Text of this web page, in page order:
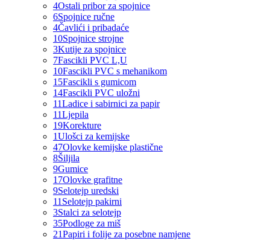
4Ostali pribor za spojnice
6Spojnice ručne
4Čavlići i pribadaće
10Spojnice strojne
3Kutije za spojnice
7Fascikli PVC L,U
10Fascikli PVC s mehanikom
15Fascikli s gumicom
14Fascikli PVC uložni
11Ladice i sabirnici za papir
11Ljepila
19Korekture
1Ulošci za kemijske
47Olovke kemijske plastične
8Šiljila
9Gumice
17Olovke grafitne
9Selotejp uredski
11 Selotejp pakirni
3Stalci za selotejp
35Podloge za miš
21Papiri i folije za posebne namjene